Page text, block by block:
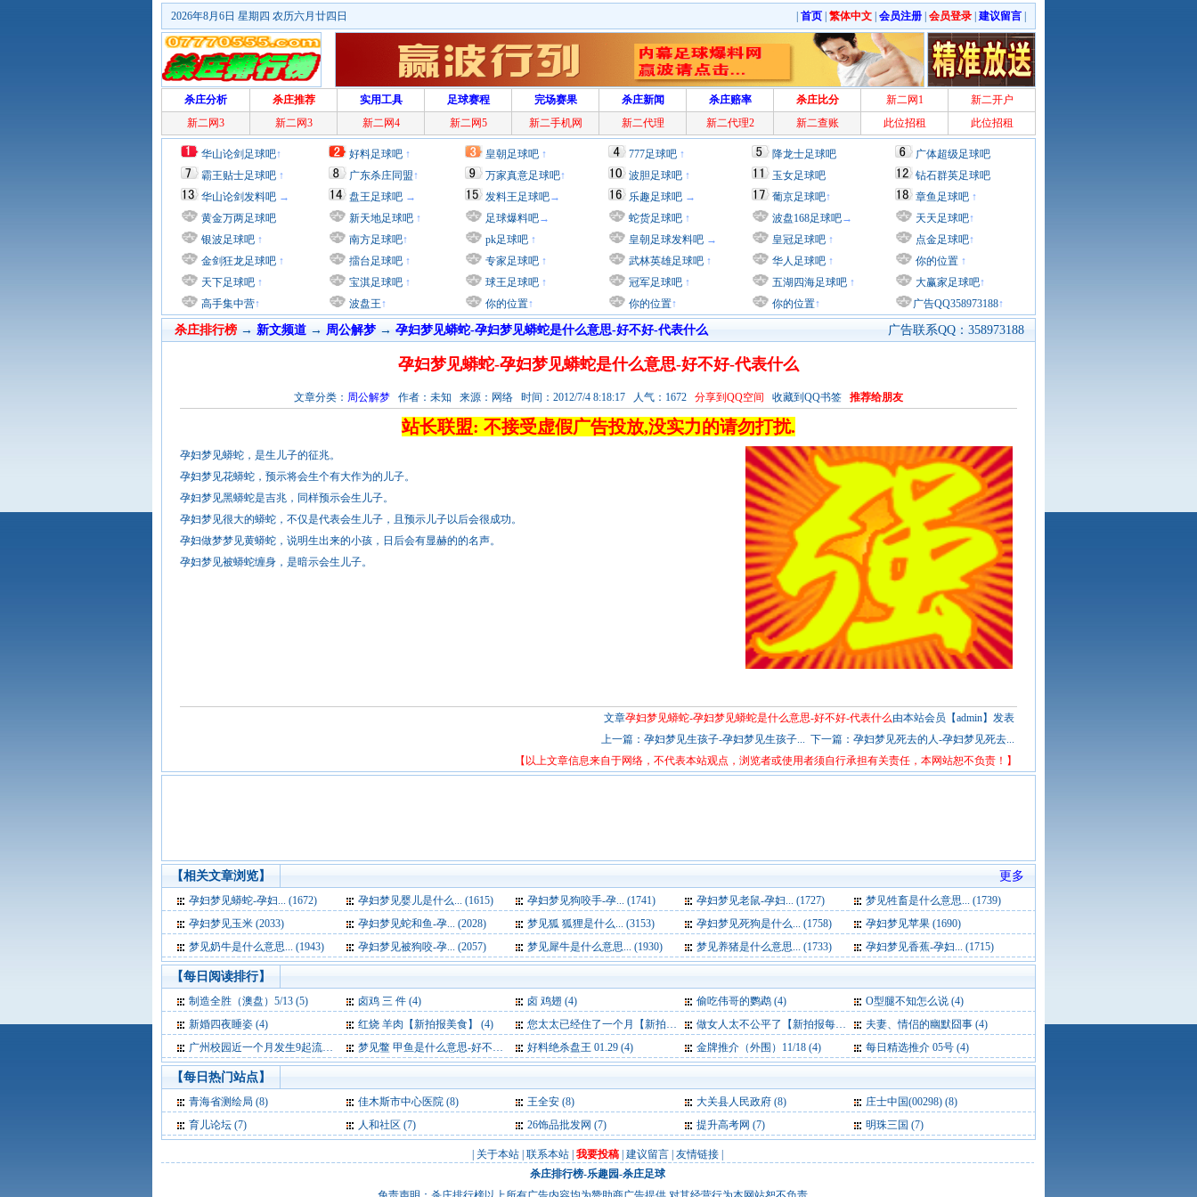
首页 繁体中文 会员注册 会员登录 建议留言
2026年8月6日 星期四 农历六月廿四日
杀庄分析 杀庄推荐 实用工具 足球赛程 完场赛果 杀庄新闻 杀庄赔率 杀庄比分 新二网1
新二开户
新二网3
新二网3 新二网4 新二网5 新二手机网 新二代理 新二代理2 新二查账 此位招租 此位招租
华山论剑足球吧↑
霸王贴士足球吧 ↑
华山论剑发料吧 →
黄金万两足球吧
银波足球吧 ↑
金剑狂龙足球吧 ↑
天下足球吧 ↑
高手集中营↑
好料足球吧 ↑
广东杀庄同盟↑
盘王足球吧 →
新天地足球吧 ↑
南方足球吧↑
擂台足球吧 ↑
宝淇足球吧 ↑
波盘王↑
皇朝足球吧 ↑
万家真意足球吧↑
发料王足球吧→
足球爆料吧→
pk足球吧 ↑
专家足球吧 ↑
球王足球吧 ↑
你的位置↑
777足球吧 ↑
波胆足球吧 ↑
乐趣足球吧 →
蛇货足球吧 ↑
皇朝足球发料吧 →
武林英雄足球吧 ↑
冠军足球吧 ↑
你的位置↑
降龙士足球吧
玉女足球吧
葡京足球吧↑
波盘168足球吧→
皇冠足球吧 ↑
华人足球吧 ↑
五湖四海足球吧 ↑
你的位置↑
广体超级足球吧
钻石群英足球吧
章鱼足球吧 ↑
天天足球吧↑
点金足球吧↑
你的位置 ↑
大赢家足球吧↑
广告QQ358973188↑
广告联系QQ：358973188
杀庄排行榜 → 新文频道→ 周公解梦 → 孕妇梦见蟒蛇-孕妇梦见蟒蛇是什么意思-好不好-代表什么
孕妇梦见蟒蛇-孕妇梦见蟒蛇是什么意思-好不好-代表什么
文章分类： 周公解梦 作者：未知 来源：网络 时间：2012/7/4 8:18:17 人气：1672 分享到QQ空间 收藏到QQ书签 推荐给朋友
站长联盟: 不接受虚假广告投放,没实力的请勿打扰.
孕妇梦见蟒蛇，是生儿子的征兆。
孕妇梦见花蟒蛇，预示将会生个有大作为的儿子。
孕妇梦见黑蟒蛇是吉兆，同样预示会生儿子。
孕妇梦见很大的蟒蛇，不仅是代表会生儿子，且预示儿子以后会很成功。
孕妇做梦梦见黄蟒蛇，说明生出来的小孩，日后会有显赫的的名声。
孕妇梦见被蟒蛇缠身，是暗示会生儿子。
文章孕妇梦见蟒蛇-孕妇梦见蟒蛇是什么意思-好不好-代表什么由本站会员【admin】发表
上一篇： 孕妇梦见生孩子-孕妇梦见生孩子... 下一篇： 孕妇梦见死去的人-孕妇梦见死去...
【以上文章信息来自于网络，不代表本站观点，浏览者或使用者须自行承担有关责任，本网站恕不负责！】
更多
【相关文章浏览】
孕妇梦见蟒蛇-孕妇... (1672) 孕妇梦见婴儿是什么... (1615) 孕妇梦见狗咬手-孕... (1741) 孕妇梦见老鼠-孕妇... (1727)
梦见牲畜是什么意思... (1739)
孕妇梦见玉米 (2033)
孕妇梦见蛇和鱼-孕... (2028) 梦见狐 狐狸是什么... (3153) 孕妇梦见死狗是什么... (1758)
孕妇梦见苹果 (1690)
梦见奶牛是什么意思... (1943)
孕妇梦见被狗咬-孕... (2057) 梦见犀牛是什么意思... (1930) 梦见养猪是什么意思... (1733) 孕妇梦见香蕉-孕妇... (1715)
【每日阅读排行】
制造全胜（澳盘）5/13 (5) 卤鸡 三 件 (4) 卤 鸡翅 (4) 偷吃伟哥的鹦鹉 (4)
O型腿不知怎么说 (4)
新婚四夜睡姿 (4)
红烧 羊肉【新拍报美食】 (4) 您太太已经住了一个月【新拍报每日一笑】 (4) 做女人太不公平了【新拍报每日一笑】 (4)
夫妻、情侣的幽默囧事 (4)
广州校园近一个月发生9起流感聚集性病例 (4)
梦见鳖 甲鱼是什么意思-好不好-代表什么-周公解梦 (4) 好料绝杀盘王 01.29 (4) 金牌推介（外围）11/18 (4) 每日精选推介 05号 (4)
【每日热门站点】
青海省测绘局 (8) 佳木斯市中心医院 (8) 王全安 (8) 大关县人民政府 (8) 庄士中国(00298) (8)
育儿论坛 (7) 人和社区 (7) 26饰品批发网 (7) 提升高考网 (7) 明珠三国 (7)
关于本站 联系本站 我要投稿 建议留言 友情链接
杀庄排行榜-乐趣园-杀庄足球